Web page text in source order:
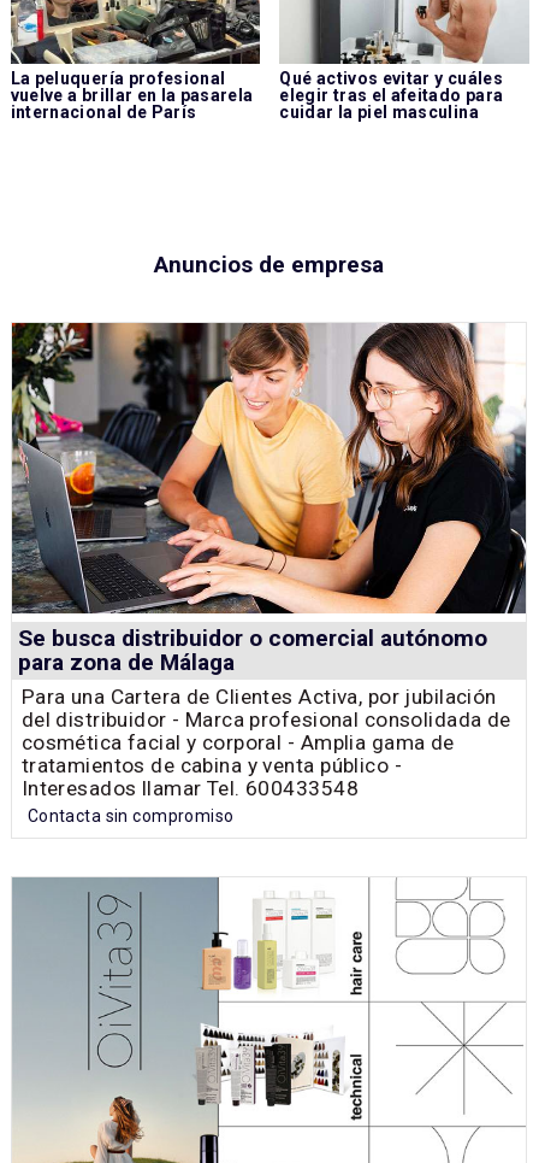
La peluquería profesional
vuelve a brillar en la pasarela
internacional de París
Qué activos evitar y cuáles
elegir tras el afeitado para
cuidar la piel masculina
Anuncios de empresa
Se busca distribuidor o comercial autónomo
para zona de Málaga
Para una Cartera de Clientes Activa, por jubilación
del distribuidor - Marca profesional consolidada de
cosmética facial y corporal - Amplia gama de
tratamientos de cabina y venta público -
Interesados llamar Tel. 600433548
Contacta sin compromiso